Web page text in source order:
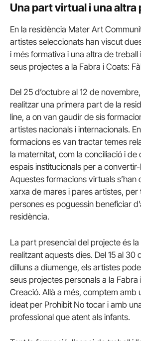
Una part virtual i una altra
En la residència Mater Art
artistes seleccionats han viscut
i més formativa i una altra de treball
seus projectes a la Fabra i Coats:
Del 25 d’octubre al 12 de
realitzar una primera part de la
line, a on van gaudir de sis
artistes nacionals i internacionals.
formacions es van tractar temes
la maternitat, com la conciliació i de
espais institucionals per a convertir-
Aquestes formacions virtuals s’han
xarxa de mares i pares artistes, per
persones es poguessin beneficiar
residència.
La part presencial del projecte és la
realitzant aquests dies. Del 15 al 30
dilluns a diumenge, els artistes
seus projectes personals a la
Creació. Allà a més, comptem amb
ideat per Prohibit No tocar i amb
professional que atent als infants.